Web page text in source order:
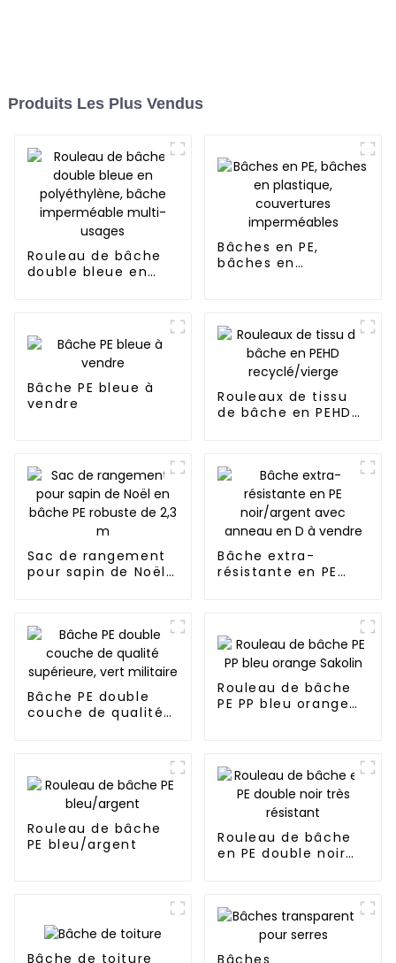
Produits Les Plus Vendus
Rouleau de bâche
double bleue en
Bâches en PE,
bâches en
Bâche PE bleue à
vendre
Rouleaux de tissu
de bâche en PEHD
Sac de rangement
pour sapin de Noël
Bâche extra-
résistante en PE
Bâche PE double
couche de qualité
Rouleau de bâche
PE PP bleu orange
Rouleau de bâche
PE bleu/argent
Rouleau de bâche
en PE double noir
Bâche de toiture